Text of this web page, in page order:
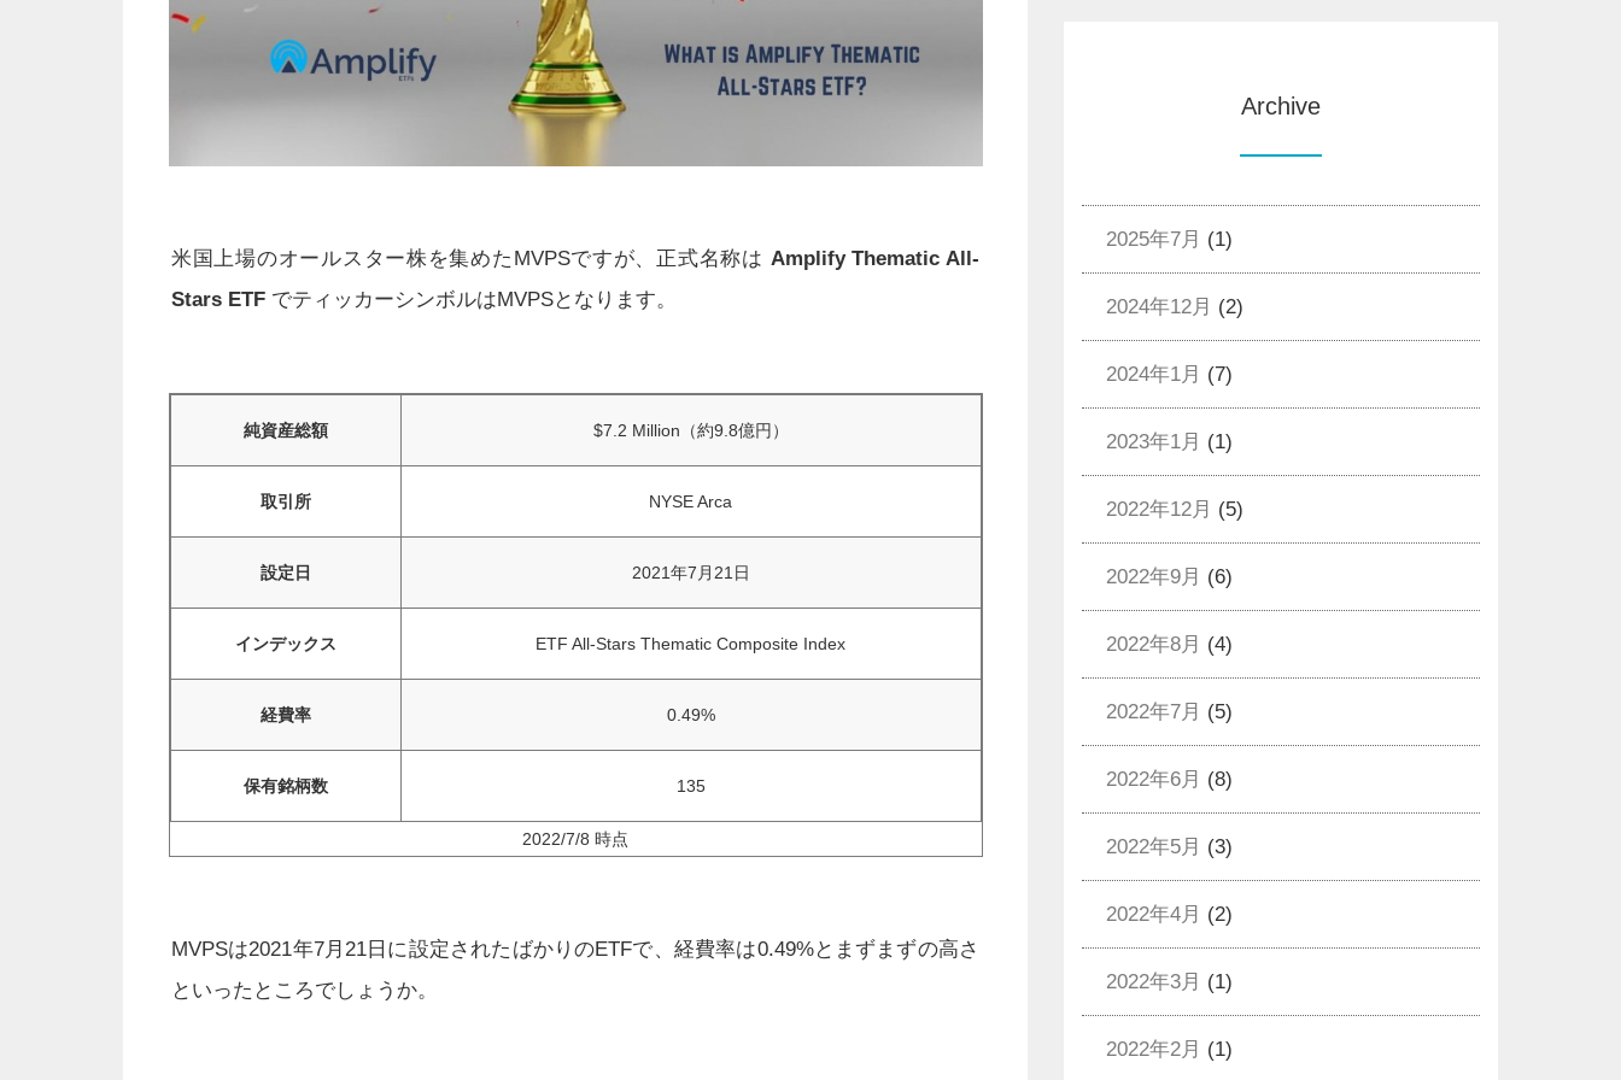
米国上場のオールスター株を集めたMVPSですが、正式名称は Amplify Thematic All-
Stars ETF でティッカーシンボルはMVPSとなります。
純資産総額 $7.2 Million（約9.8億円）
取引所 NYSE Arca
設定日 2021年7月21日
インデックス ETF All-Stars Thematic Composite Index
経費率 0.49%
保有銘柄数 135
2022/7/8 時点
MVPSは2021年7月21日に設定されたばかりのETFで、経費率は0.49%とまずまずの高さ
といったところでしょうか。
Archive
2025年7月 (1)
2024年12月 (2)
2024年1月 (7)
2023年1月 (1)
2022年12月 (5)
2022年9月 (6)
2022年8月 (4)
2022年7月 (5)
2022年6月 (8)
2022年5月 (3)
2022年4月 (2)
2022年3月 (1)
2022年2月 (1)